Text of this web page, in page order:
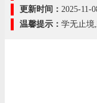
更新时间： 2025-11-
温馨提示： 学无止境